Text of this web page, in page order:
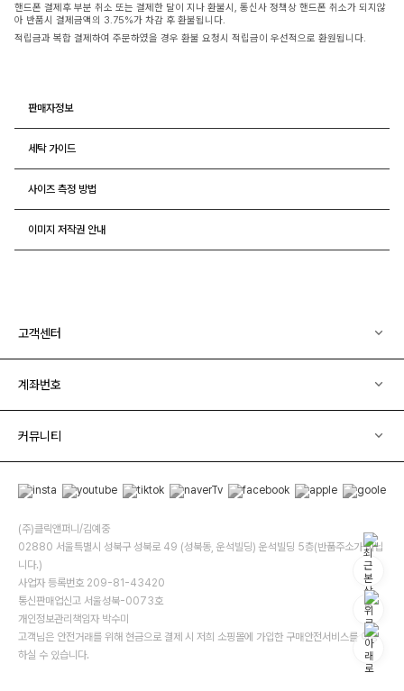
핸드폰 결제후 부분 취소 또는 결제한 달이 지나 환불시, 통신사 정책상 핸드폰 취소가 되지않
아 반품시 결제금액의 3.75%가 차감 후 환불됩니다.
적립금과 복합 결제하여 주문하였을 경우 환불 요청시 적립금이 우선적으로 환원됩니다.
판매자정보
세탁 가이드
사이즈 측정 방법
이미지 저작권 안내
고객센터
계좌번호
커뮤니티
(주)클릭앤퍼니/김예중
02880 서울특별시 성북구 성북로 49 (성북동, 운석빌딩) 운석빌딩 5층(반품주소가 아닙
니다.)
사업자 등록번호 209-81-43420
통신판매업신고 서울성북-0073호
개인정보관리책임자 박수미
고객님은 안전거래를 위해 현금으로 결제 시 저희 소핑몰에 가입한 구매안전서비스를 이용
하실 수 있습니다.